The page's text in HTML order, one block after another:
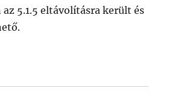
az 5.1.5 eltávolításra került és